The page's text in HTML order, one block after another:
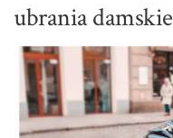
ubrania damskie